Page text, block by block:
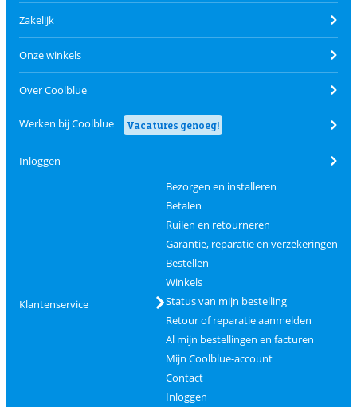
Zakelijk
Onze winkels
Over Coolblue
Werken bij Coolblue Vacatures genoeg!
Inloggen
Klantenservice
Bezorgen en installeren
Betalen
Ruilen en retourneren
Garantie, reparatie en verzekeringen
Bestellen
Winkels
Status van mijn bestelling
Retour of reparatie aanmelden
Al mijn bestellingen en facturen
Mijn Coolblue-account
Contact
Inloggen